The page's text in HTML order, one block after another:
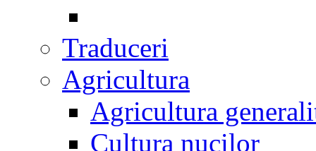
Traduceri
Agricultura
Agricultura
Cultura nucilor